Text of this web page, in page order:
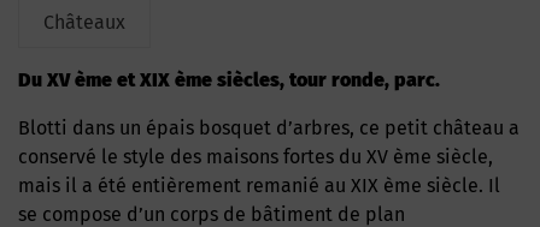
Châteaux
du XV ème et XIX ème siècles, tour ronde, parc.
Blotti dans un épais bosquet d’arbres, ce petit château a
conservé le style des maisons fortes du XV ème siècle,
mais il a été entièrement remanié au XIX ème siècle. Il
se compose d’un corps de bâtiment de plan